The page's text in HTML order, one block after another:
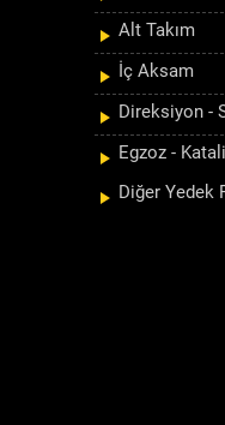
Alt Takım
İç Aksam
Direksiyon -
Egzoz -
Diğer Yedek